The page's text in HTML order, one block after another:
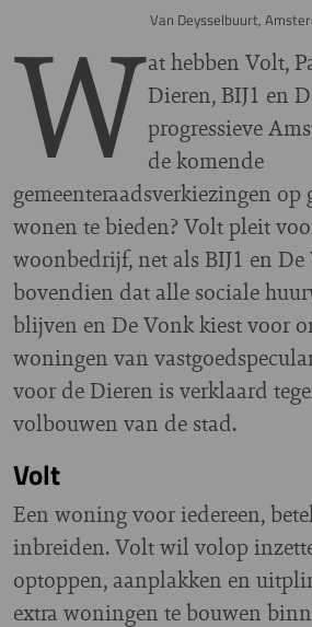
Van Deysselbuurt,
Wat hebben Volt,
Dieren, BIJ1 en
progressieve
de komende
gemeenteraadsverkiezingen op
wonen te bieden? Volt pleit
woonbedrijf, net als BIJ1 en
bovendien dat alle sociale
blijven en De Vonk kiest voor
woningen van
voor de Dieren is verklaard
volbouwen van de stad.
Volt
Een woning voor iedereen,
inbreiden. Volt wil volop
optoppen, aanplakken en
extra woningen te bouwen